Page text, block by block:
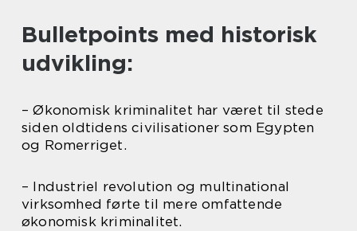
Bulletpoints med historisk
udvikling:
– Økonomisk kriminalitet har været til stede
siden oldtidens civilisationer som Egypten
og Romerriget.
– Industriel revolution og multinational
virksomhed førte til mere omfattende
økonomisk kriminalitet.